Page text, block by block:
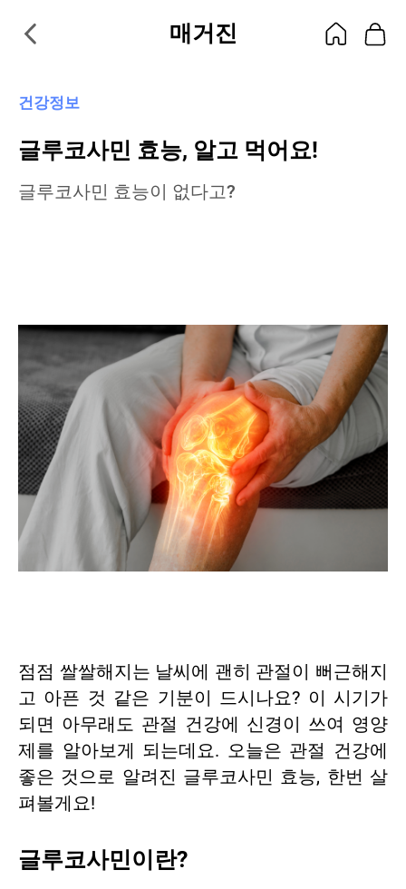
매거진
건강정보
글루코사민 효능, 알고 먹어요!
글루코사민 효능이 없다고?
점점 쌀쌀해지는 날씨에 괜히 관절이 뻐근해지
고 아픈 것 같은 기분이 드시나요? 이 시기가
되면 아무래도 관절 건강에 신경이 쓰여 영양
제를 알아보게 되는데요. 오늘은 관절 건강에
좋은 것으로 알려진 글루코사민 효능, 한번 살
펴볼게요!
글루코사민이란?